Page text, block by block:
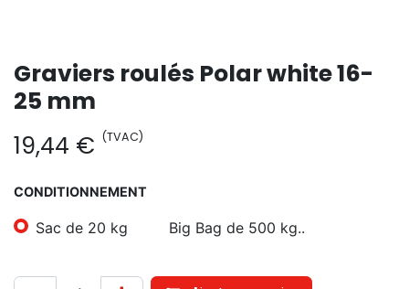
Graviers roulés Polar white 16-
25 mm
19,44 € (TVAC)
CONDITIONNEMENT
Sac de 20 kg Big Bag de 500 kg..